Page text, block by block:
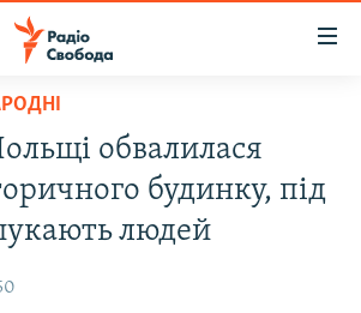
обвалилася
будинку, під
людей